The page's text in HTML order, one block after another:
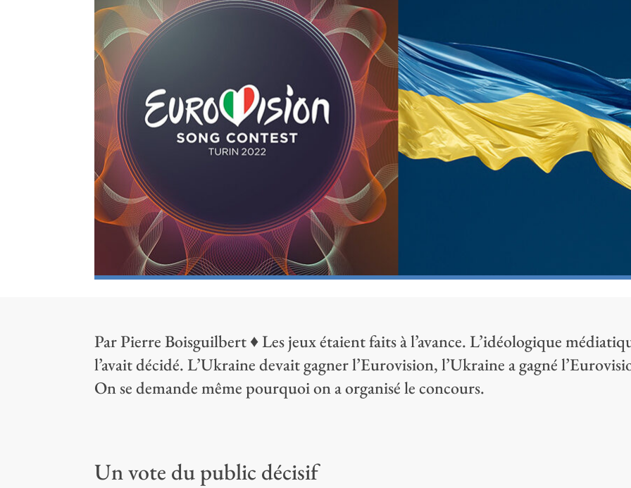
Par Pierre Boisguilbert ♦ Les jeux étaient faits à l’avance. L’idéologique
l’avait décidé. L’Ukraine devait gagner l’Eurovision, l’Ukraine a gagné
On se demande même pourquoi on a organisé le concours.
Un vote du public décisif